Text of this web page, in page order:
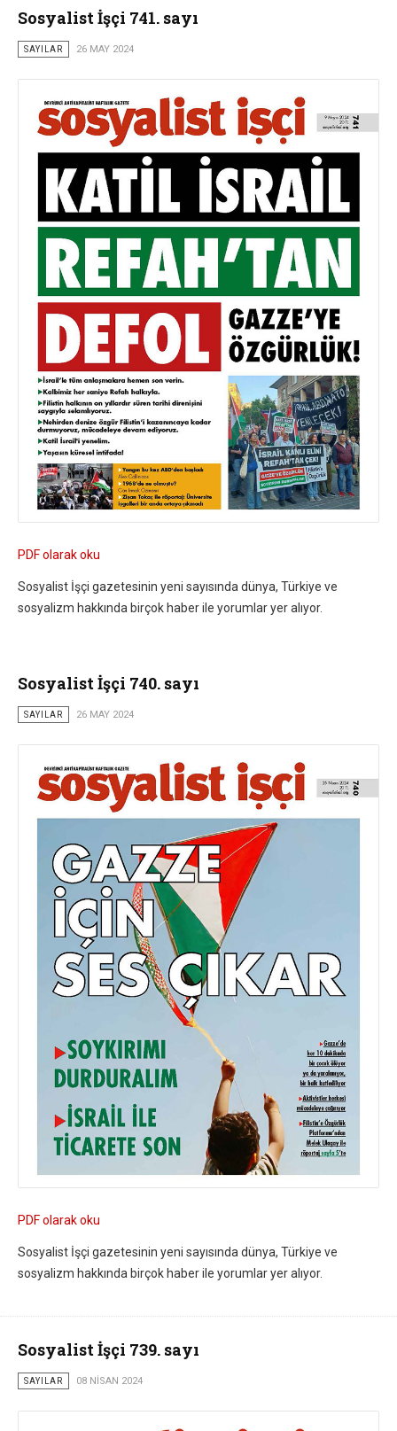
Sosyalist İşçi 741. sayı
SAYILAR 26 MAY 2024
PDF olarak oku
Sosyalist İşçi gazetesinin yeni sayısında dünya, Türkiye ve
sosyalizm hakkında birçok haber ile yorumlar yer alıyor.
Sosyalist İşçi 740. sayı
SAYILAR 26 MAY 2024
PDF olarak oku
Sosyalist İşçi gazetesinin yeni sayısında dünya, Türkiye ve
sosyalizm hakkında birçok haber ile yorumlar yer alıyor.
Sosyalist İşçi 739. sayı
SAYILAR 08 NISAN 2024